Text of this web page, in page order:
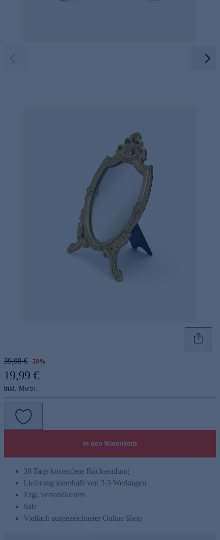
39,98 € -50%
19,99 €
inkl. MwSt.
In den Warenkorb
30 Tage kostenfreie Rücksendung
Lieferung innerhalb von 3-5 Werktagen
Zzgl.Versandkosten
Sale
Vielfach ausgezeichneter Online Shop